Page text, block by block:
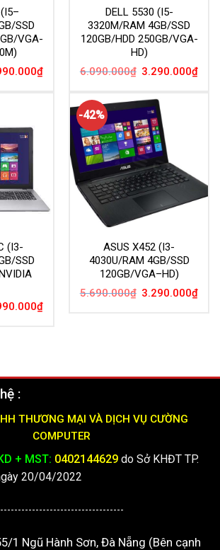
SSD
VGA-
₫Giá
4.990.000₫.
DELL 5530 (I5-
3320M/RAM 4GB/SSD
120GB/HDD 250GB/VGA-
HD)
6.090.000₫ Giá
6.090.000₫.
3.290.000₫Giá
(I3-
SSD
₫Giá
-42%
ASUS X452 (I3-
4030U/RAM 4GB/SSD
120GB/VGA–HD)
5.690.000₫ Giá
3.290.000₫Giá
:
THƯƠNG MẠI VÀ DỊCH VỤ CƯỜNG
COMPUTER
+ MST: 0402144629do Sở KHĐT TP.
20/04/2022
-----------------------------------
1 Ngũ Hành Sơn, Đà Nẵng (Bên cạnh